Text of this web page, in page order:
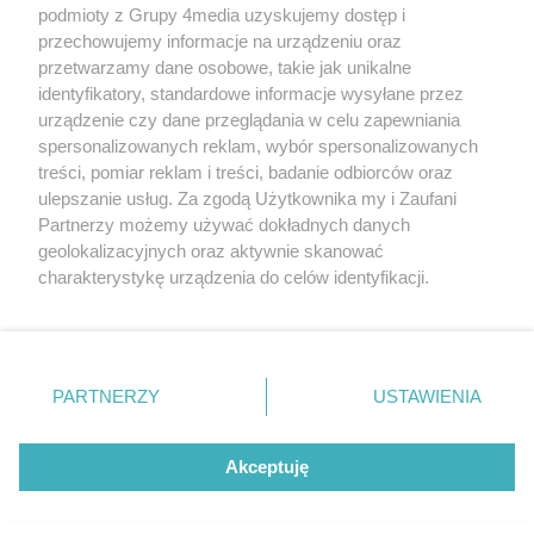
Redakcja Reklama Prywatność
Praca Łódź
the:protocol
Facebook.com
Youtube.com
podmioty z Grupy 4media uzyskujemy dostęp i
przechowujemy informacje na urządzeniu oraz
przetwarzamy dane osobowe, takie jak unikalne
identyfikatory, standardowe informacje wysyłane przez
urządzenie czy dane przeglądania w celu zapewniania
spersonalizowanych reklam, wybór spersonalizowanych
treści, pomiar reklam i treści, badanie odbiorców oraz
ulepszanie usług. Za zgodą Użytkownika my i Zaufani
Partnerzy możemy używać dokładnych danych
geolokalizacyjnych oraz aktywnie skanować
charakterystykę urządzenia do celów identyfikacji.
zmienić/wycofać klikając przycisk ustawień prywatności
znajdujący się w lewym dolnym rogu strony
. Niektóre
użytkownika, ale masz prawo sprzeciwić się takiemu
przetwarzaniu. Preferencje będą miały zastosowania tylko
PARTNERZY USTAWIENIA
Akceptuję